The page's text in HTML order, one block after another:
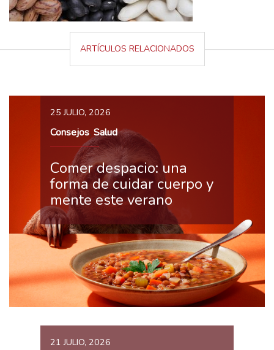
ARTÍCULOS RELACIONADOS
25 JULIO, 2026
Consejos, Salud
Comer despacio: una
forma de cuidar cuerpo y
mente este verano
21 JULIO, 2026